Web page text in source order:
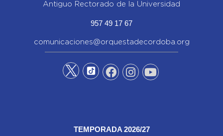
Antiguo Rectorado de la Universidad
957 49 17 67
comunicaciones@orquestadecordoba.org
TEMPORADA 2026/27